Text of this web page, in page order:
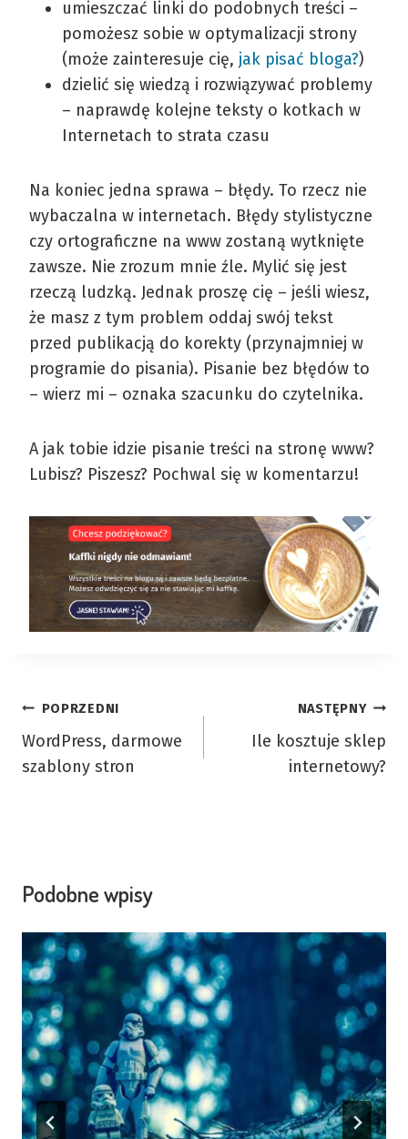
umieszczać linki do podobnych treści –
pomożesz sobie w optymalizacji strony
(może zainteresuje cię, jak pisać bloga?)
dzielić się wiedzą i rozwiązywać problemy
– naprawdę kolejne teksty o kotkach w
Internetach to strata czasu
Na koniec jedna sprawa – błędy. To rzecz nie
wybaczalna w internetach. Błędy stylistyczne
czy ortograficzne na www zostaną wytknięte
zawsze. Nie zrozum mnie źle. Mylić się jest
rzeczą ludzką. Jednak proszę cię – jeśli wiesz,
że masz z tym problem oddaj swój tekst
przed publikacją do korekty (przynajmniej w
programie do pisania). Pisanie bez błędów to
– wierz mi – oznaka szacunku do czytelnika.
A jak tobie idzie pisanie treści na stronę www?
Lubisz? Piszesz? Pochwal się w komentarzu!
Nawigacja
wpisu
POPRZEDNI
WordPress, darmowe
szablony stron
NASTĘPNY
Ile kosztuje sklep
internetowy?
Podobne wpisy